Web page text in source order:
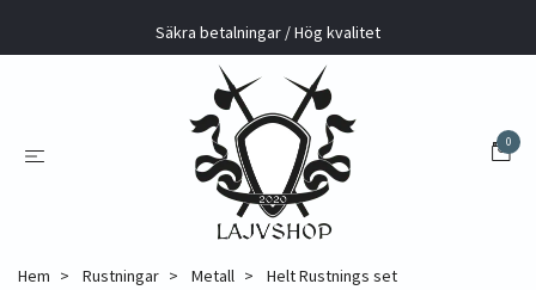
Säkra betalningar / Hög kvalitet
0
Hem Rustningar Metall
Helt Rustnings set